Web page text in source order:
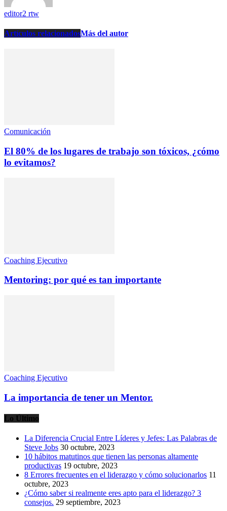
editor2 rtw
Artículos relacionadosMás del autor
Comunicación
El 80% de los lugares de trabajo son tóxicos, ¿cómo
lo evitamos?
Coaching Ejecutivo
Mentoring: por qué es tan importante
Coaching Ejecutivo
La importancia de tener un Mentor.
Lo Último
La Diferencia Crucial Entre Líderes y Jefes: Las Palabras de
Steve Jobs 30 octubre, 2023
10 hábitos matutinos que tienen las personas altamente
productivas 19 octubre, 2023
8 Errores frecuentes en el liderazgo y cómo solucionarlos 11
octubre, 2023
¿Cómo saber si realmente eres apto para el liderazgo? 3
consejos. 29 septiembre, 2023